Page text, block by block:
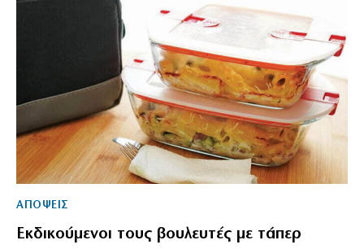
ΑΠΟΨΕΙΣ
Εκδικούμενοι τους βουλευτές με τάπερ